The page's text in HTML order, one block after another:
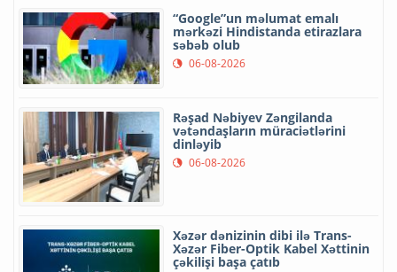
“Google”un məlumat emalı
mərkəzi Hindistanda etirazlara
səbəb olub
06-08-2026
Rəşad Nəbiyev Zəngilanda
vətəndaşların müraciətlərini
dinləyib
06-08-2026
Xəzər dənizinin dibi ilə Trans-
Xəzər Fiber-Optik Kabel Xəttinin
çəkilişi başa çatıb